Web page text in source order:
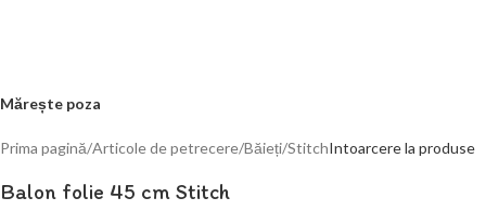
Mărește poza
Prima pagină/Articole de petrecere/Băieți/StitchIntoarcere la produse
Balon folie 45 cm Stitch